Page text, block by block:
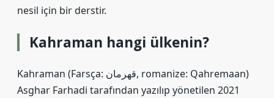
nesil için bir derstir.
Kahraman hangi ülkenin?
Kahraman (Farsça: قهرمان‎, romanize: Qahremaan)
Asghar Farhadi tarafından yazılıp yönetilen 2021